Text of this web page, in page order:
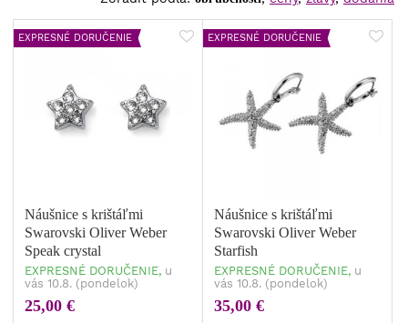
EXPRESNÉ DORUČENIE
Náušnice s krištáľmi
Swarovski Oliver Weber
Speak crystal
EXPRESNÉ DORUČENIE, u
vás 10.8. (pondelok)
25,00 €
EXPRESNÉ DORUČENIE
Náušnice s krištáľmi
Swarovski Oliver Weber
Starfish
EXPRESNÉ DORUČENIE, u
vás 10.8. (pondelok)
35,00 €